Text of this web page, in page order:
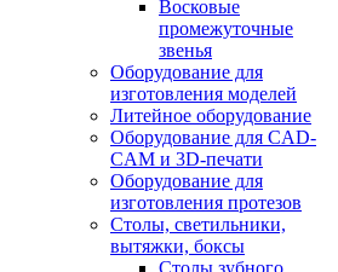
Восковые
промежуточные
звенья
Оборудование для
изготовления моделей
Литейное оборудование
Оборудование для CAD-
CAM и 3D-печати
Оборудование для
изготовления протезов
Cтолы, светильники,
вытяжки, боксы
Столы зубного